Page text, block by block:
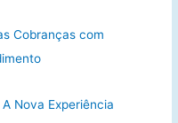
Cobranças com
Nova Experiência